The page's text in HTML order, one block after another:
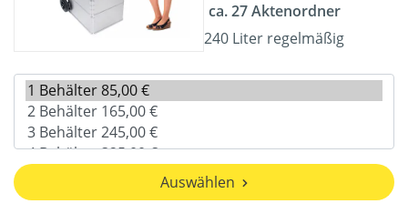
ca. 27 Aktenordner
240 Liter regelmäßig
Auswählen